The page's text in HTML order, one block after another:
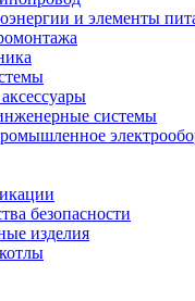
и элементы
системы
безопасности
изделия